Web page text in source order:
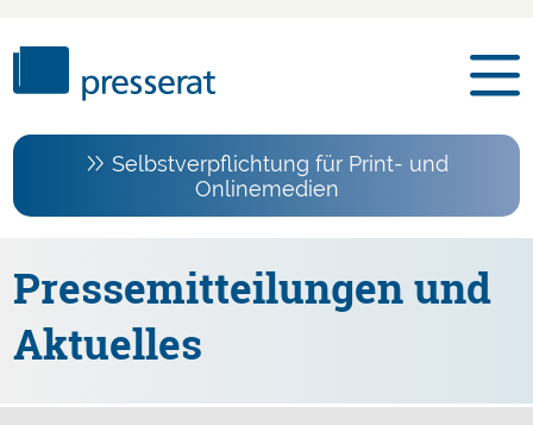
Selbstverpflichtung für Print- und
Onlinemedien
Pressemitteilungen und
Aktuelles